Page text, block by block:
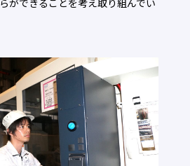
ができることを考え取り組んでい